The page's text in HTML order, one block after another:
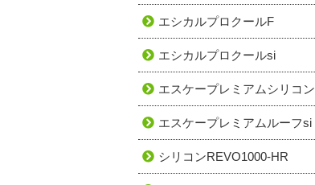
エシカルプロクールF
エシカルプロクールsi
エスケープレミアムシリコン
エスケープレミアムルーフsi
シリコンREVO1000-HR